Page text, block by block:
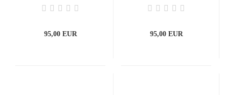
95,00 EUR 95,00 EUR